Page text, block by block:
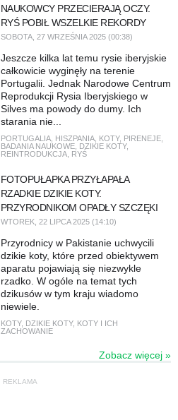
NAUKOWCY PRZECIERAJĄ OCZY.
RYŚ POBIŁ WSZELKIE REKORDY
SOBOTA, 27 WRZEŚNIA 2025 (00:38)
Jeszcze kilka lat temu rysie iberyjskie
całkowicie wyginęły na terenie
Portugalii. Jednak Narodowe Centrum
Reprodukcji Rysia Iberyjskiego w
Silves ma powody do dumy. Ich
starania nie...
PORTUGALIA, HISZPANIA, KOTY, PIRENEJE,
BADANIA NAUKOWE, DZIKIE KOTY,
REINTRODUKCJA, RYŚ
FOTOPUŁAPKA PRZYŁAPAŁA
RZADKIE DZIKIE KOTY.
PRZYRODNIKOM OPADŁY SZCZĘKI
WTOREK, 22 LIPCA 2025 (14:10)
Przyrodnicy w Pakistanie uchwycili
dzikie koty, które przed obiektywem
aparatu pojawiają się niezwykle
rzadko. W ogóle na temat tych
dzikusów w tym kraju wiadomo
niewiele.
KOTY, DZIKIE KOTY, KOTY I ICH
ZACHOWANIE
Zobacz więcej »
REKLAMA